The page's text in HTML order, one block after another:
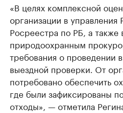
«В целях комплексной
организации в управления
Росреестра по РБ, а
природоохранным
требования о проведении
выездной проверки. От
потребовано обеспечить
где были зафиксированы
отходы», — отметила